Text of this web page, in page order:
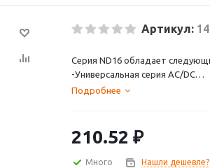
Артикул:
Серия ND16 обладает
-Универсальная серия AC/DC
-Помехозащищенная серия
Подробнее
210.52 ₽
Много Нашли дешевле?